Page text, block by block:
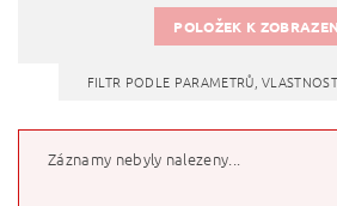
POLOŽEK K
FILTR PODLE PARAMETRŮ,
Záznamy nebyly nalezeny...